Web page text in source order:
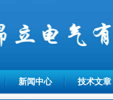
新闻中心 技术文章